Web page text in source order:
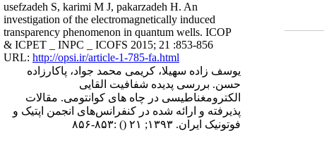
usefzadeh S, karimi M J, pakarzadeh H. An
investigation of the electromagnetically induced
transparency phenomenon in quantum wells. ICOP
& ICPET _ INPC _ ICOFS 2015; 21 :853-856
URL: http://opsi.ir/article-1-785-fa.html
یوسف زاده سهیلا، کریمی محمد جواد، پاکارزاده
حسن. بررسی پدیده شفافیت القایی
الکترومغناطیسی در چاه های کوانتومی. مقالات
پذیرفته و ارائه شده در کنفرانس‌های انجمن اپتیک و
فوتونیک ایران. ۱۳۹۳; ۲۱
() :۸۵۳-۸۵۶